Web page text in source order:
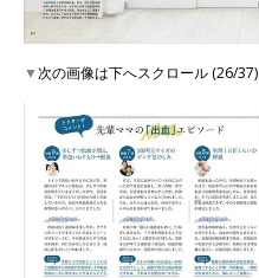
▼次の画像は下へスクロール (26/37)